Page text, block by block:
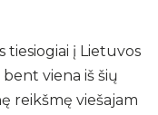
tiesiogiai į Lietuvos
viena iš šių
reikšmę viešajam